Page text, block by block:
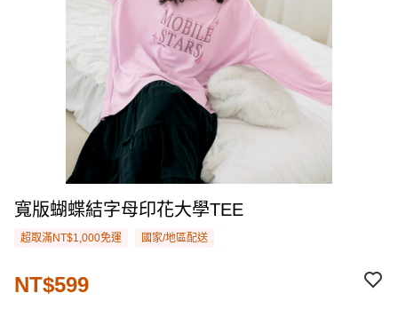
寬版蝴蝶結字母印花大學TEE
超取滿NT$1,000免運 國家/地區配送
NT$599